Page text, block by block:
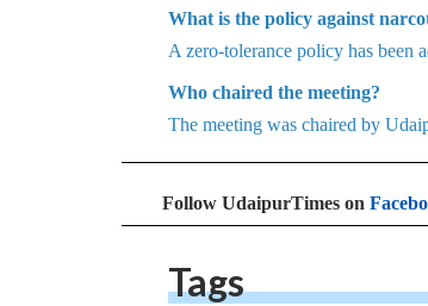
What is the policy against
A zero-tolerance policy has been
Who chaired the meeting?
The meeting was chaired by
Follow UdaipurTimes on
Tags